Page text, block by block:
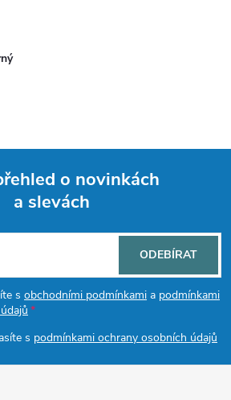
o novinkách
a slevách
s obchodními podmínkami a podmínkami
s podmínkami ochrany osobních údajů
ODEBÍRAT